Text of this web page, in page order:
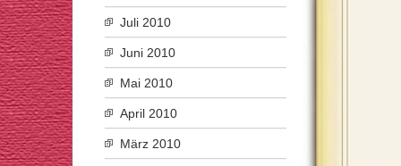
Juli 2010
Juni 2010
Mai 2010
April 2010
März 2010